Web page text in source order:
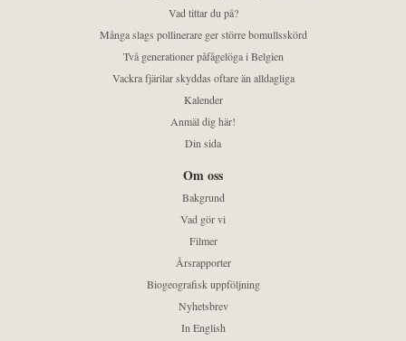
Vad tittar du på?
Många slags pollinerare ger större bomullsskörd
Två generationer påfågelöga i Belgien
Vackra fjärilar skyddas oftare än alldagliga
Kalender
Anmäl dig här!
Din sida
Om oss
Bakgrund
Vad gör vi
Filmer
Årsrapporter
Biogeografisk uppföljning
Nyhetsbrev
In English